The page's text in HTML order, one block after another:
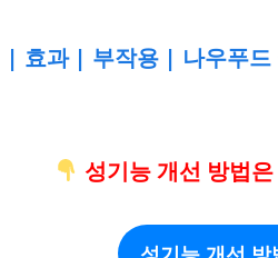
| 효과 | 부작용 | 나우푸
성기능 개선 방법